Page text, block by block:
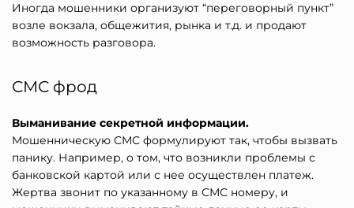
Иногда мошенники организуют “переговорный пункт”
возле вокзала, общежития, рынка и т.д. и продают
возможность разговора.
СМС фрод
Выманивание секретной информации.
Мошенническую СМС формулируют так, чтобы вызвать
панику. Например, о том, что возникли проблемы с
банковской картой или с нее осуществлен платеж.
Жертва звонит по указанному в СМС номеру, и